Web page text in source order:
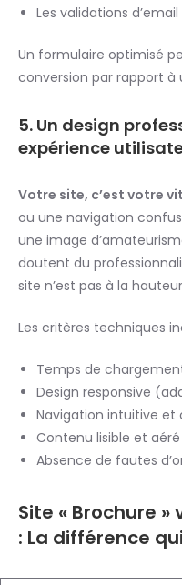
Les validations
Un formulaire optimisé
conversion par rapport
5. Un design
expérience
Votre site, c’est votre
ou une navigation
une image
doutent du
site n’est pas à la
Les critères techniques
Temps de
Design responsive
Navigation intuitive et
Contenu lisible et aéré
Absence de fautes
Site « Brochure »
: La différence